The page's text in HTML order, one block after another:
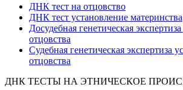
ДНК тест на отцовство
ДНК тест установление материнства
Досудебная генетическая
отцовства
Судебная генетическая экспертиза
отцовства
ДНК ТЕСТЫ НА ЭТНИЧЕСКОЕ